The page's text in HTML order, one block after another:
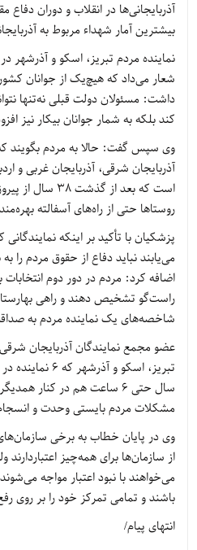
آذربایجانی‌ها در انقلاب و دوران
بیشترین آمار شهداء مربوط به
نماینده مردم تبریز، اسکو و آذرشهر
شعار می‌داد که هیچ‌یک از جوانان کشور
داشت: مسئولان دولت قبلی نه‌تنها
کند بلکه به شمار جوانان بیکار نیز
وی سپس گفت: حالا به مردم بگویند
آذربایجان شرقی، آذربایجان غربی و
است که بعد از
روستاها حتی از راه‌های آسفالته
پزشکیان با تأکید بر اینکه
می‌یابند نباید دفاع از حقوق مردم
اضافه کرد: مردم در دور دوم انتخابات
راست‌گو تشخیص دهند و راهی
شاخصه‌های یک نماینده مردم به
عضو مجمع نمایندگان آذربایجان شرقی
تبریز، اسکو و
سال حتی 6 ساعت هم در کنار
مشکلات مردم بایستی وحدت و
وی در پایان خطاب به برخی
از سازمان‌ها برای همه‌چیز
می‌خواهند با نبود اعتبار مواجه
باشند و تمامی تمرکز خود را بر روی
انتهای پیام/